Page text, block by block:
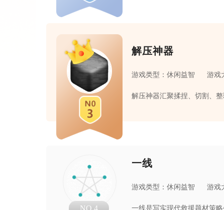
解压神器
游戏类型：休闲益智 游戏
NO.4
一线
游戏类型：休闲益智 游戏